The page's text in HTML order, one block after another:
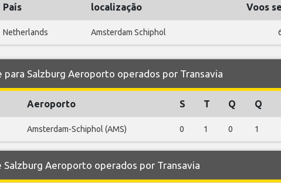
País localização Voos
Netherlands Amsterdam Schiphol
Salzburg Aeroporto operados por Transavia
Aeroporto S T Q Q
Amsterdam-Schiphol (AMS) 0 1 0 1
Aeroporto operados por Transavia